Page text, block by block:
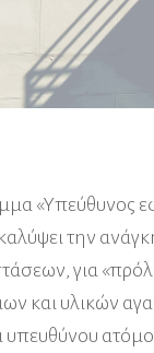
«Υπεύθυνος
την
για
και υλικών
υπευθύνου